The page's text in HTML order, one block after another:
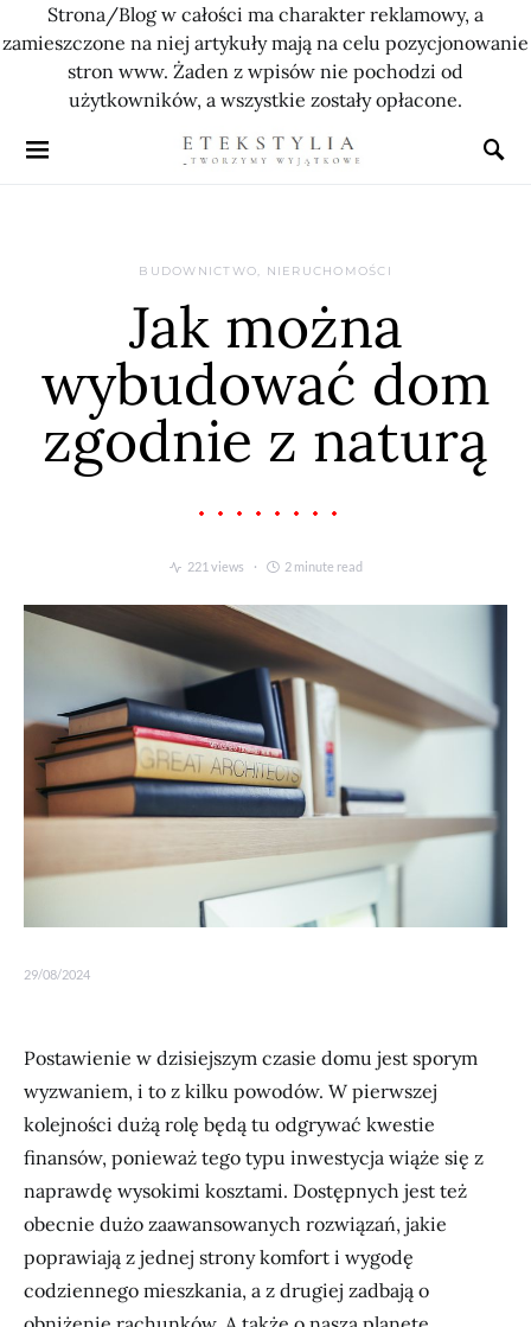
Strona/Blog w całości ma charakter reklamowy, a
zamieszczone na niej artykuły mają na celu pozycjonowanie
stron www. Żaden z wpisów nie pochodzi od
użytkowników, a wszystkie zostały opłacone.
BUDOWNICTWO, NIERUCHOMOŚCI
Jak można
wybudować dom
zgodnie z naturą
221 views 2 minute read
29/08/2024
Postawienie w dzisiejszym czasie domu jest sporym
wyzwaniem, i to z kilku powodów. W pierwszej
kolejności dużą rolę będą tu odgrywać kwestie
finansów, ponieważ tego typu inwestycja wiąże się z
naprawdę wysokimi kosztami. Dostępnych jest też
obecnie dużo zaawansowanych rozwiązań, jakie
poprawiają z jednej strony komfort i wygodę
codziennego mieszkania, a z drugiej zadbają o